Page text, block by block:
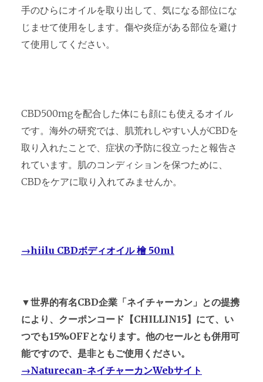
手のひらにオイルを取り出して、気になる部位にな
じませて使用をします。傷や炎症がある部位を避け
て使用してください。
CBD500mgを配合した体にも顔にも使えるオイル
です。海外の研究では、肌荒れしやすい人がCBDを
取り入れたことで、症状の予防に役立ったと報告さ
れています。肌のコンディションを保つために、
CBDをケアに取り入れてみませんか。
→hiilu CBDボディオイル 檜 50ml
▼世界的有名CBD企業「ネイチャーカン」との提携
により、クーポンコード【CHILLIN15】にて、い
つでも15%OFFとなります。他のセールとも併用可
能ですので、是非ともご使用ください。
→Naturecan-ネイチャーカンWebサイト